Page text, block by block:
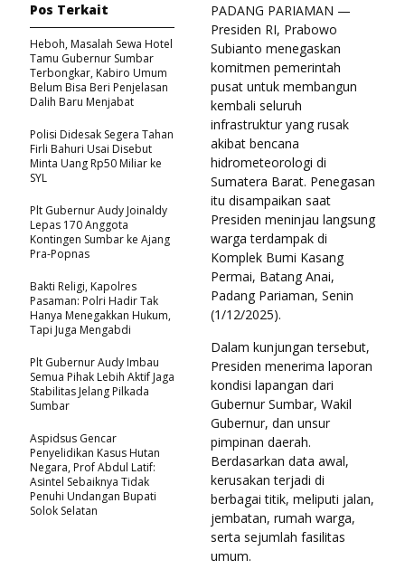
PADANG PARIAMAN —
Presiden RI, Prabowo
Subianto menegaskan
komitmen pemerintah
pusat untuk membangun
kembali seluruh
infrastruktur yang rusak
akibat bencana
hidrometeorologi di
Sumatera Barat. Penegasan
itu disampaikan saat
Presiden meninjau langsung
warga terdampak di
Komplek Bumi Kasang
Permai, Batang Anai,
Padang Pariaman, Senin
(1/12/2025).
Dalam kunjungan tersebut,
Presiden menerima laporan
kondisi lapangan dari
Gubernur Sumbar, Wakil
Gubernur, dan unsur
pimpinan daerah.
Berdasarkan data awal,
kerusakan terjadi di
berbagai titik, meliputi jalan,
jembatan, rumah warga,
serta sejumlah fasilitas
umum.
Pos Terkait
Heboh, Masalah Sewa Hotel
Tamu Gubernur Sumbar
Terbongkar, Kabiro Umum
Belum Bisa Beri Penjelasan
Dalih Baru Menjabat
Polisi Didesak Segera Tahan
Firli Bahuri Usai Disebut
Minta Uang Rp50 Miliar ke
SYL
Plt Gubernur Audy Joinaldy
Lepas 170 Anggota
Kontingen Sumbar ke Ajang
Pra-Popnas
Bakti Religi, Kapolres
Pasaman: Polri Hadir Tak
Hanya Menegakkan Hukum,
Tapi Juga Mengabdi
Plt Gubernur Audy Imbau
Semua Pihak Lebih Aktif Jaga
Stabilitas Jelang Pilkada
Sumbar
Aspidsus Gencar
Penyelidikan Kasus Hutan
Negara, Prof Abdul Latif:
Asintel Sebaiknya Tidak
Penuhi Undangan Bupati
Solok Selatan